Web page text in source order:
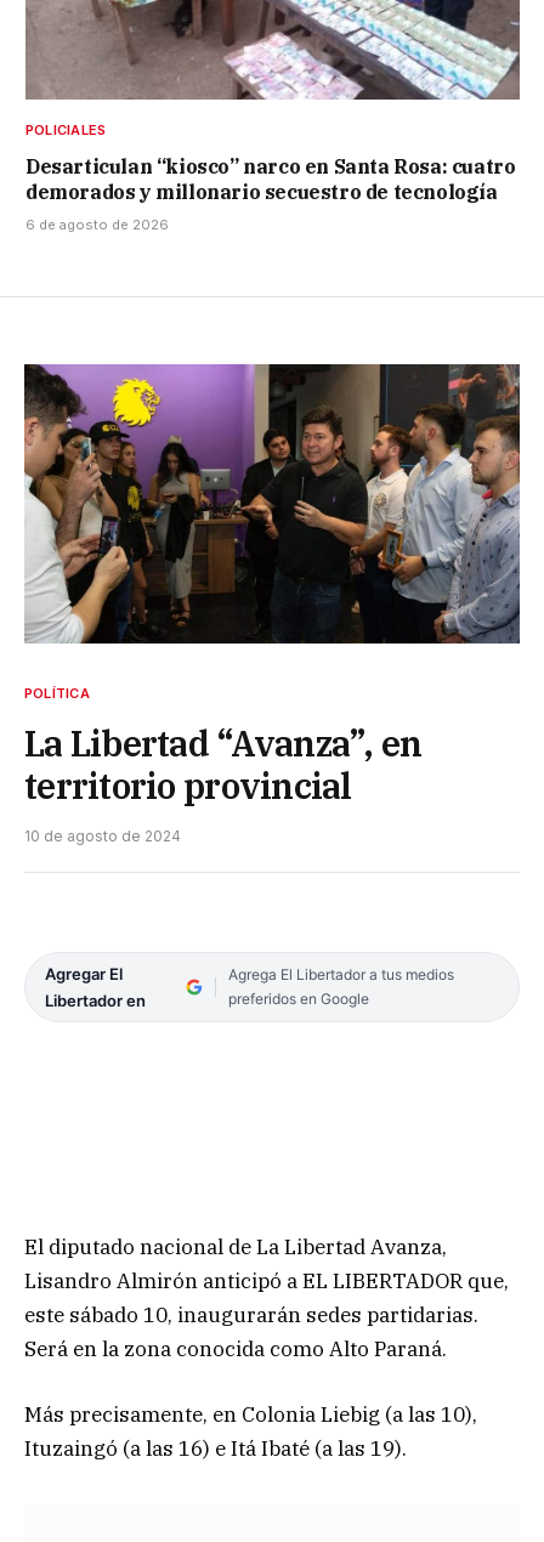
POLICIALES
Desarticulan “kiosco” narco en Santa Rosa: cuatro
demorados y millonario secuestro de tecnología
6 de agosto de 2026
POLÍTICA
La Libertad “Avanza”, en
territorio provincial
10 de agosto de 2024
Agregar El
Libertador en
Agrega El Libertador a tus medios
preferidos en Google
El diputado nacional de La Libertad Avanza,
Lisandro Almirón anticipó a EL LIBERTADOR que,
este sábado 10, inaugurarán sedes partidarias.
Será en la zona conocida como Alto Paraná.
Más precisamente, en Colonia Liebig (a las 10),
Ituzaingó (a las 16) e Itá Ibaté (a las 19).